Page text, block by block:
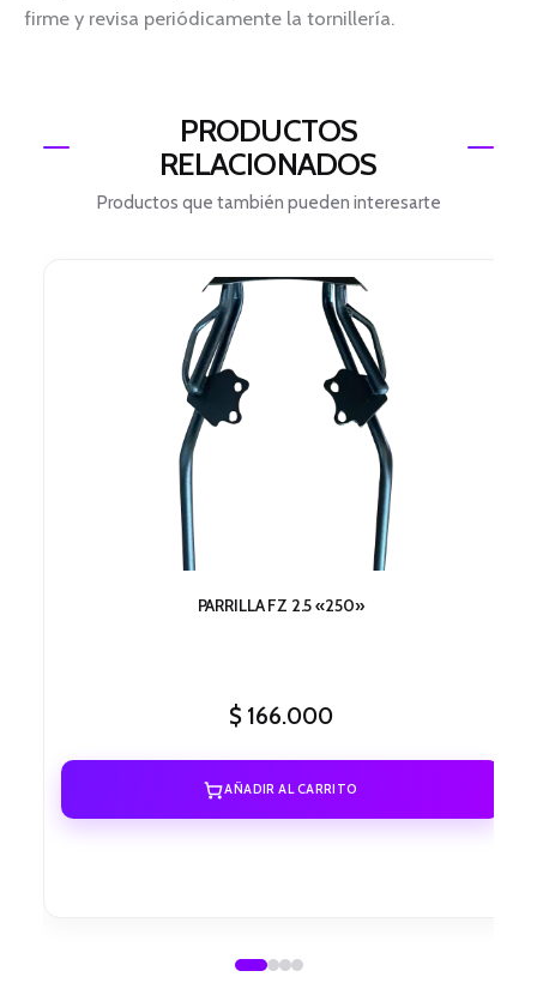
firme y revisa periódicamente la tornillería.
PRODUCTOS
RELACIONADOS
Productos que también pueden interesarte
PARRILLA FZ 2.5 «250»
$166.000
AÑADIR AL CARRITO